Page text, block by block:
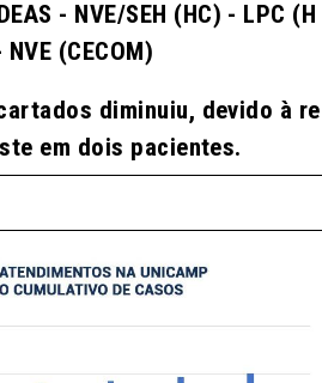
- NVE/SEH (HC) - LPC (H
(CECOM)
diminuiu, devido à
em dois pacientes.